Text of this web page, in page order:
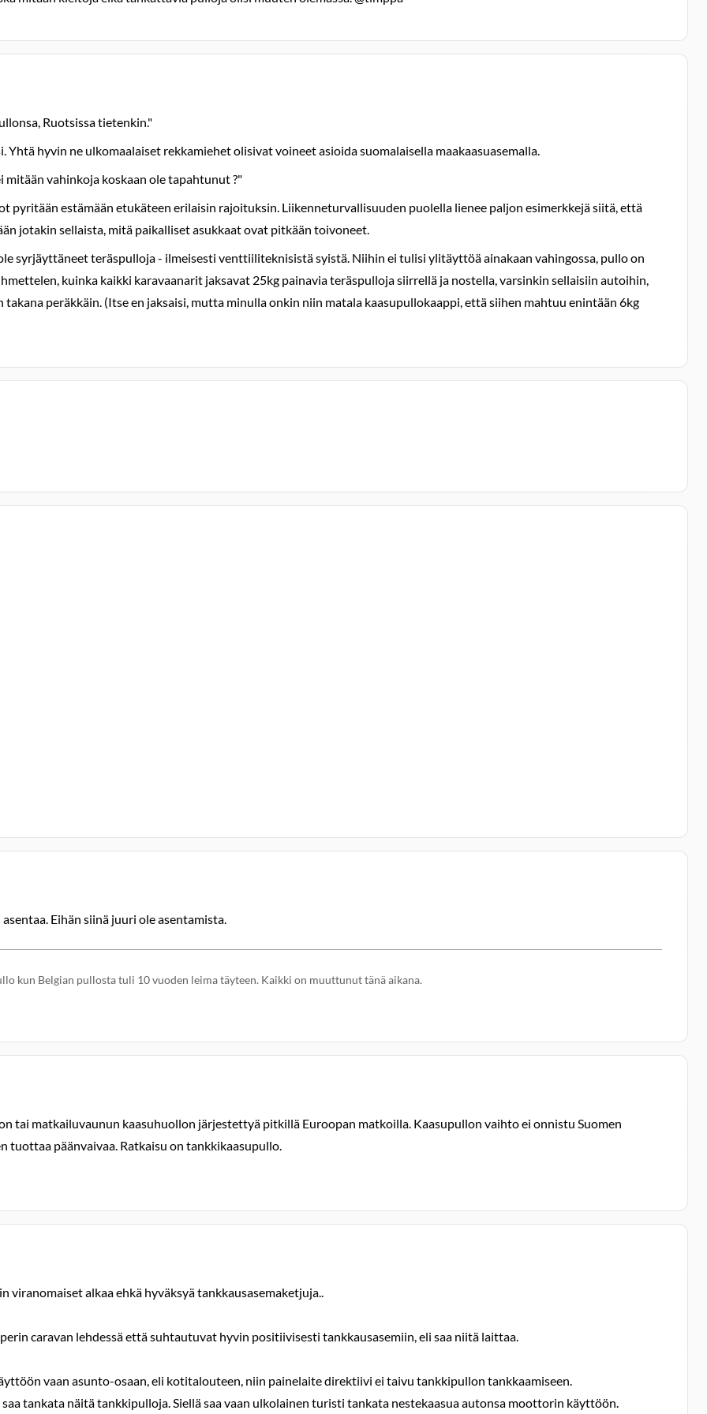
Ruotsissa tietenkin."
Yhtä hyvin ne ulkomaalaiset rekkamiehet olisivat voineet asioida suomalaisella maakaasuasemalla.
vahinkoja koskaan ole tapahtunut ?"
pyritään estämään etukäteen erilaisin rajoituksin. Liikenneturvallisuuden puolella lienee paljon esimerkkejä siitä, että
jotakin sellaista, mitä paikalliset asukkaat ovat pitkään toivoneet.
syrjäyttäneet teräspulloja - ilmeisesti venttiiliteknisistä syistä. Niihin ei tulisi ylitäyttöä ainakaan vahingossa, pullo on
kuinka kaikki karavaanarit jaksavat 25kg painavia teräspulloja siirrellä ja nostella, varsinkin sellaisiin autoihin,
peräkkäin. (Itse en jaksaisi, mutta minulla onkin niin matala kaasupullokaappi, että siihen mahtuu enintään 6kg
Eihän siinä juuri ole asentamista.
kun Belgian pullosta tuli 10 vuoden leima täyteen. Kaikki on muuttunut tänä aikana.
tai matkailuvaunun kaasuhuollon järjestettyä pitkillä Euroopan matkoilla. Kaasupullon vaihto ei onnistu Suomen
tuottaa päänvaivaa. Ratkaisu on tankkikaasupullo.
viranomaiset alkaa ehkä hyväksyä tankkausasemaketjuja..
caravan lehdessä että suhtautuvat hyvin positiivisesti tankkausasemiin, eli saa niitä laittaa.
vaan asunto-osaan, eli kotitalouteen, niin painelaite direktiivi ei taivu tankkipullon tankkaamiseen.
tankata näitä tankkipulloja. Siellä saa vaan ulkolainen turisti tankata nestekaasua autonsa moottorin käyttöön.